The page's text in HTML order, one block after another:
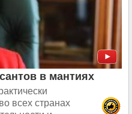
в мантиях
всех странах